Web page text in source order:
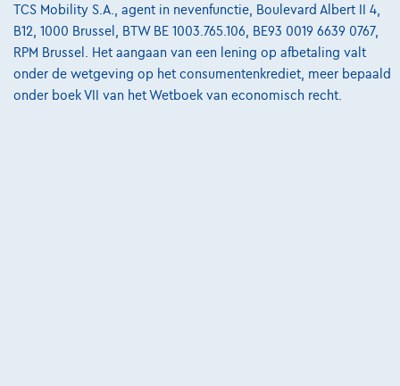
TCS Mobility S.A., agent in nevenfunctie, Boulevard Albert II 4,
B12, 1000 Brussel, BTW BE 1003.765.106, BE93 0019 6639 0767,
RPM Brussel. Het aangaan van een lening op afbetaling valt
onder de wetgeving op het consumentenkrediet, meer bepaald
onder boek VII van het Wetboek van economisch recht.